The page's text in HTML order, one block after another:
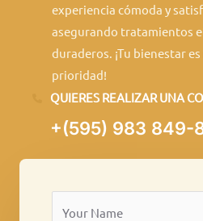
experiencia cómoda y
asegurando tratamientos
duraderos. ¡Tu bienestar
prioridad!
QUIERES REALIZAR UNA
+(595) 983 849-